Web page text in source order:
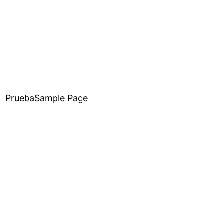
PruebaSample Page